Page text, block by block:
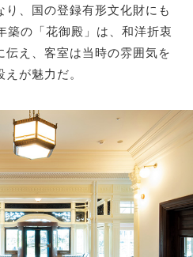
、国の登録有形文化財にも
築の「花御殿」は、和洋折衷
え、客室は当時の雰囲気を
が魅力だ。